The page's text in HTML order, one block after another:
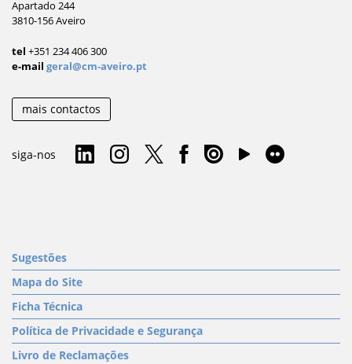
Apartado 244
3810-156 Aveiro
tel +351 234 406 300
e-mail geral@cm-aveiro.pt
mais contactos
siga-nos
Sugestões
Mapa do Site
Ficha Técnica
Política de Privacidade e Segurança
Livro de Reclamações